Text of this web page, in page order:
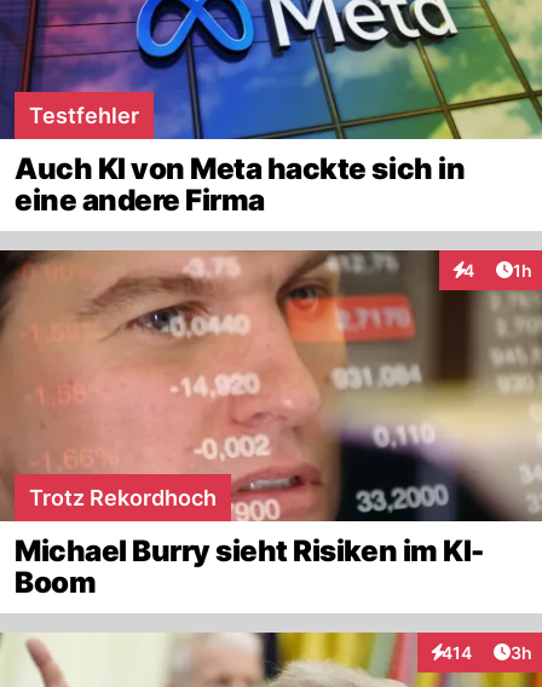
Testfehler
Auch KI von Meta hackte sich in
eine andere Firma
4 1h
Trotz Rekordhoch
Michael Burry sieht Risiken im KI-
Boom
414
Interaktionen
3h